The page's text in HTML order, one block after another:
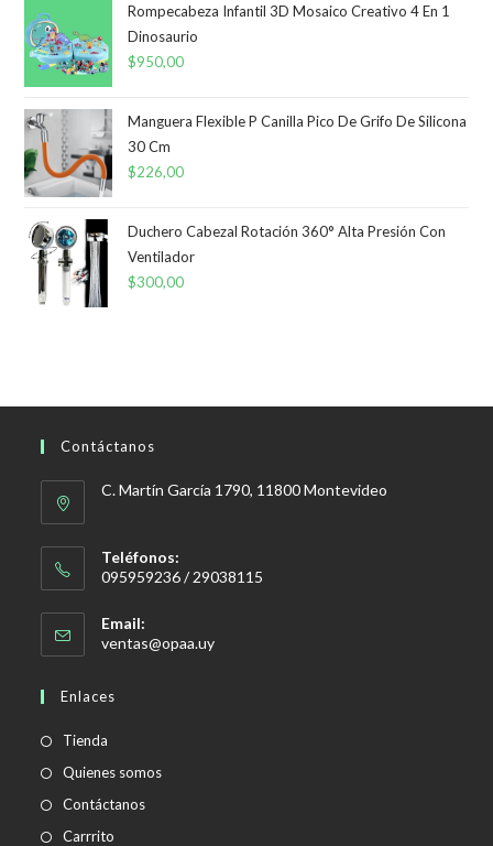
Rompecabeza Infantil 3D Mosaico Creativo 4 En 1
Dinosaurio
$950,00
Manguera Flexible P Canilla Pico De Grifo De Silicona
30 Cm
$226,00
Duchero Cabezal Rotación 360° Alta Presión Con
Ventilador
$300,00
Contáctanos
C. Martín García 1790, 11800 Montevideo
Teléfonos:
095959236 / 29038115
Email:
ventas@opaa.uySe
Enlaces
Tienda
Quienes somos
Contáctanos
Carrrito